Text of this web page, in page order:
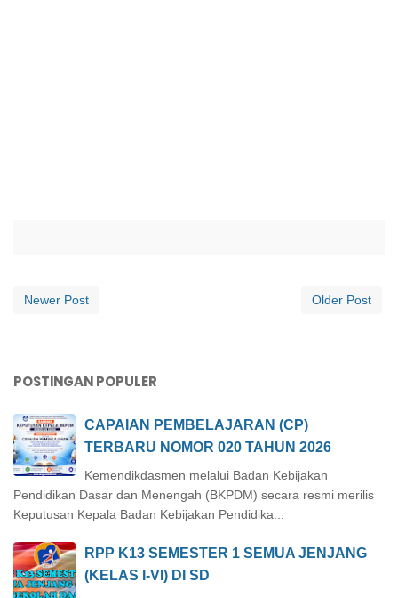
Newer Post Older Post
POSTINGAN POPULER
CAPAIAN PEMBELAJARAN (CP)
TERBARU NOMOR 020 TAHUN 2026
Kemendikdasmen melalui Badan Kebijakan
Pendidikan Dasar dan Menengah (BKPDM) secara resmi merilis
Keputusan Kepala Badan Kebijakan Pendidika...
RPP K13 SEMESTER 1 SEMUA JENJANG
(KELAS I-VI) DI SD